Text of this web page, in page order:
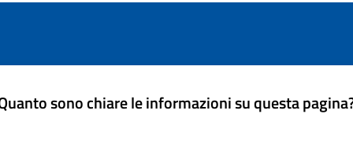
sono chiare le informazioni su questa